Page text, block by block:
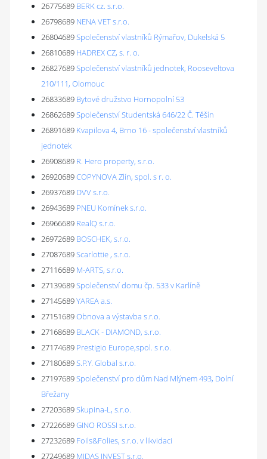
26775689 BERK cz. s.r.o.
26798689 NENA VET s.r.o.
26804689Společenství vlastníků Rýmařov, Dukelská 5
26810689 HADREX CZ, s. r. o.
26827689Společenství vlastníků jednotek, Rooseveltova
210/111, Olomouc
26833689 Bytové družstvo Hornopolní 53
26862689Společenství Studentská 646/22 Č. Těšín
26891689 Kvapilova 4, Brno 16 - společenství vlastníků
jednotek
26908689 R. Hero property, s.r.o.
26920689COPYNOVA Zlín, spol. s r. o.
26937689 DVV s.r.o.
26943689 PNEU Komínek s.r.o.
26966689 RealQ s.r.o.
26972689 BOSCHEK, s.r.o.
27087689Scarlottie , s.r.o.
27116689 M-ARTS, s.r.o.
27139689Společenství domu čp. 533 v Karlíně
27145689YAREA a.s.
27151689Obnova a výstavba s.r.o.
27168689 BLACK - DIAMOND, s.r.o.
27174689 Prestigio Europe,spol. s r.o.
27180689S.P.Y. Global s.r.o.
27197689Společenství pro dům Nad Mlýnem 493, Dolní
Břežany
27203689Skupina-L, s.r.o.
27226689GINO ROSSI s.r.o.
27232689 Foils&Folies, s.r.o. v likvidaci
27249689 MIDAS INVEST s.r.o.